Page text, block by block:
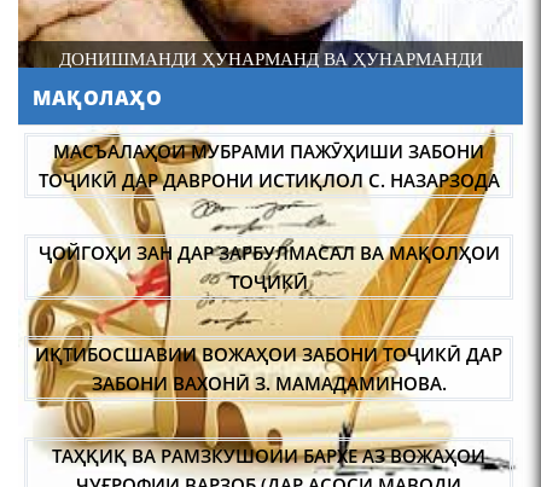
АБУЛҚОСИМ ЛОҲУТӢ /
ABULQOSIM LOHUTY/
Что знают в Ташкенте о
Мирзо Турсунзаде, чьим
именем назвали станцию
метро?
ДОНИШМАНДИ ҲУНАРМАНД ВА ҲУНАРМАНДИ
МАҚОЛАҲО
МАСЪАЛАҲОИ МУБРАМИ ПАЖӮҲИШИ ЗАБОНИ
ТОҶИКӢ ДАР ДАВРОНИ ИСТИҚЛОЛ С. НАЗАРЗОДА
ҶОЙГОҲИ ЗАН ДАР ЗАРБУЛМАСАЛ ВА МАҚОЛҲОИ
ТОҶИКӢ
ИҚТИБОСШАВИИ ВОЖАҲОИ ЗАБОНИ ТОҶИКӢ ДАР
ЗАБОНИ ВАХОНӢ З. МАМАДАМИНОВА.
ТАҲҚИҚ ВА РАМЗКУШОИИ БАРХЕ АЗ ВОЖАҲОИ